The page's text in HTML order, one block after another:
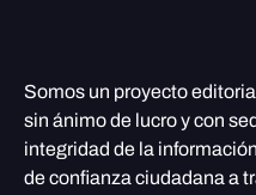
Somos un proyecto
sin ánimo de lucro y con
integridad de la
de confianza ciudadana a